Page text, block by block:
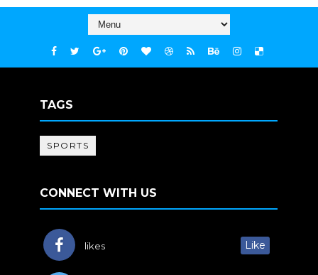
TAGS
SPORTS
CONNECT WITH US
likes Like